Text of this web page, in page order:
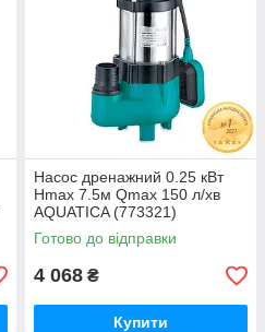
Насос дренажний 0.25 кВт
Hmax 7.5м Qmax 150 л/хв
AQUATICA (773321)
Готово до відправки
4 068 ₴
Купити